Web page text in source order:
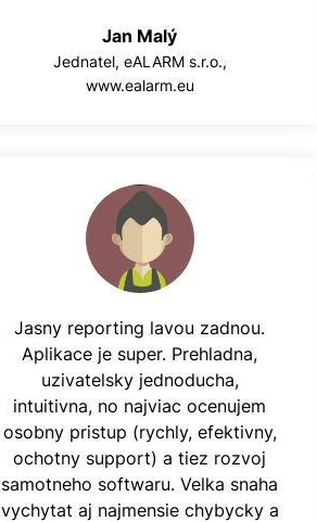
Jan Malý
Jednatel, eALARM s.r.o.,
www.ealarm.eu
Jasny reporting lavou zadnou.
Aplikace je super. Prehladna,
uzivatelsky jednoducha,
intuitivna, no najviac ocenujem
osobny pristup (rychly, efektivny,
ochotny support) a tiez rozvoj
samotneho softwaru. Velka snaha
vychytat aj najmensie chybycky a